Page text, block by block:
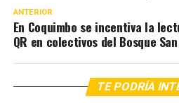
ANTERIOR
En Coquimbo se incentiva la
QR en colectivos del Bosque
TE PODRÍA